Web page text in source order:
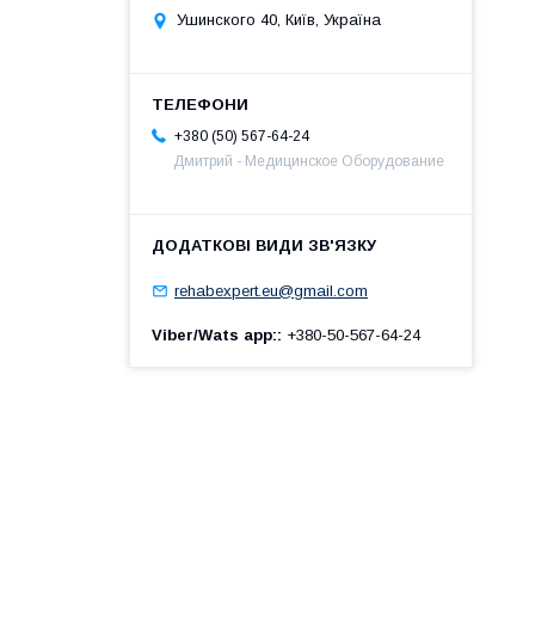
Ушинского 40, Київ, Україна
+380 (50) 567-64-24
Дмитрий - Медицинское Оборудование
rehabexpert.eu@gmail.com
Viber/Wats app: +380-50-567-64-24